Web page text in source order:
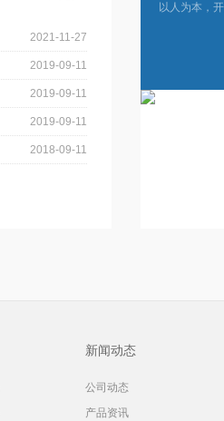
2021-11-27
2019-09-11
2019-09-11
2019-09-11
2018-09-11
以人为本，
新闻动态
公司动态
产品资讯